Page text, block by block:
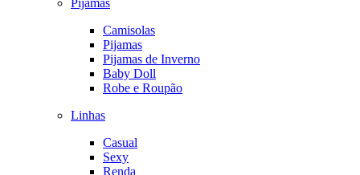
Pijamas
Camisolas
Pijamas
Pijamas de Inverno
Baby Doll
Robe e Roupão
Linhas
Casual
Sexy
Renda